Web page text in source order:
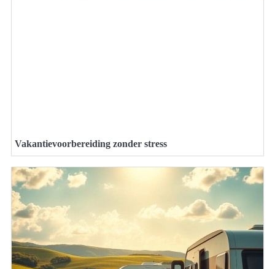
Vakantievoorbereiding zonder stress